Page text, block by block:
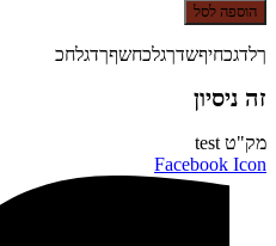
הוספה לסל
ךלדגכחיףשדךגלכחשףךדגלחכ
זה ניסיון
מק"ט test
Facebook Icon